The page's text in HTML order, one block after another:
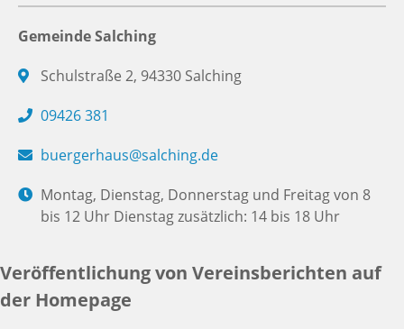
Gemeinde Salching
Schulstraße 2, 94330 Salching
09426 381
buergerhaus@salching.de
Montag, Dienstag, Donnerstag und Freitag von 8
bis 12 Uhr Dienstag zusätzlich: 14 bis 18 Uhr
Veröffentlichung von Vereinsberichten auf
der Homepage